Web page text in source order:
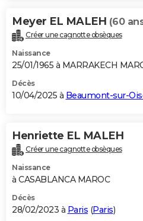
Carte de Noël
Carte Bonne année
Carte Saint-Valentin
Carte Pâques
Carte d'anniversaire
DICTIONNAIRE
Dictionnaire
Biographies
Citations
Expressions
Proverbes
PROGRAMME TV
S'inscrire
Se connecter
Lycées
Collèges
Primaires
Universités
Entreprises
Service militaire
Avis de recherche
AVIS DE DÉCÈS
Bricolage
Lifestyle
Culture
Sport
Auto
Television
Voyage
Cinema
Meyer EL MALEH (60
Créer une cagnotte obsèques
Naissance
25/01/1965 à MARRAKECH
Décès
10/04/2025 à Beaumont-sur-
Henriette EL MALEH
Créer une cagnotte obsèques
Naissance
à CASABLANCA MAROC
Décès
28/02/2023 à Paris (Paris)